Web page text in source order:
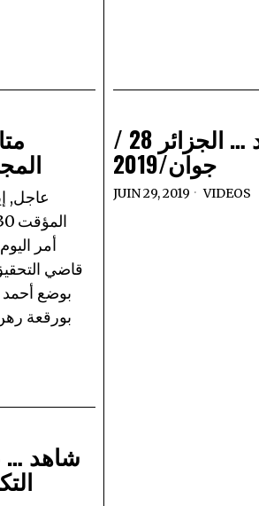
عاجل,
قاضي
بوضع أحمد
بورقعة
شاهد … الجزائر 28 /
جوان/2019
JUIN 29, 2019 VIDEOS
شاهد …